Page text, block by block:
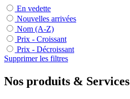
En vedette
Nouvelles arrivées
Nom (A-Z)
Prix - Croissant
Prix - Décroissant
Supprimer les filtres
Nos produits & Services